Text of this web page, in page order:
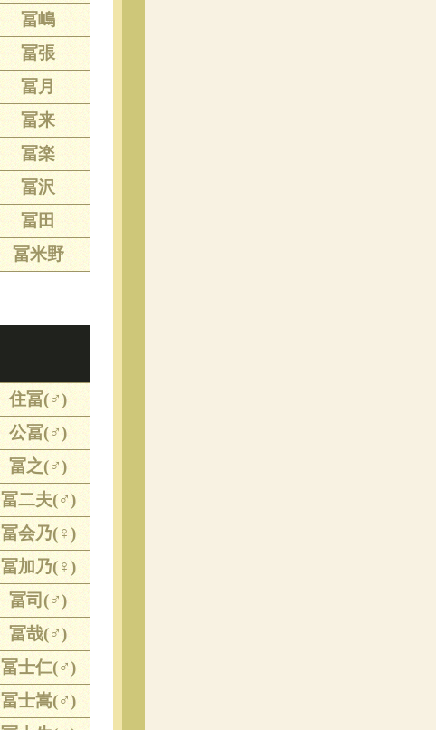
冨嶋
冨張
冨月
冨来
冨楽
冨沢
冨田
冨米野
住冨(♂)
公冨(♂)
冨之(♂)
冨二夫(♂)
冨会乃(♀)
冨加乃(♀)
冨司(♂)
冨哉(♂)
冨士仁(♂)
冨士嵩(♂)